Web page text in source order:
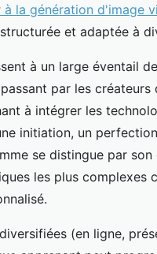
à la génération d'image
et adaptée à
à un large éventail
par les créateurs
à intégrer les
initiation, un
se distingue par
les plus complexes
(en ligne,